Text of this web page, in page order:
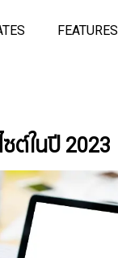
FEATURES
ต์ในปี 2023